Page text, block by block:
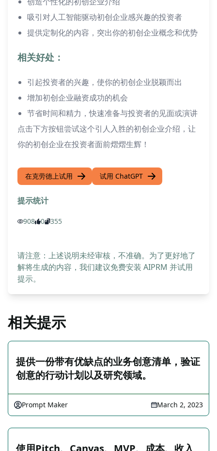
吸引对人工智能驱动初创企业感兴趣的投资者
提供定制化的内容，突出你的初创企业概念和优势
相关好处：
引起投资者的兴趣，使你的初创企业脱颖而出
增加初创企业融资成功的机会
节省时间和精力，快速准备与投资者的见面或演讲
点击下方按钮尝试这个引人入胜的初创企业介绍，让
你的初创企业在投资者面前熠熠生辉！
在克劳德上试用 试用 ChatGPT
提示统计
908 0 355
请注意：上述说明未经审核，不准确。为了更好地了
解将生成的内容，我们建议免费安装 AIPRM 并试用
提示。
相关提示
提供一份带有优缺点的业务创意清单，验证
创意的行动计划以及研究领域。
Prompt Maker March 2, 2023
使用Pitch、Canvas、MVP、成本、收入